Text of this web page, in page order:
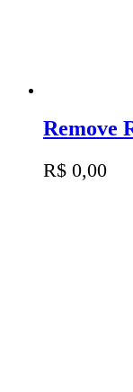
Remove
R$ 0,00